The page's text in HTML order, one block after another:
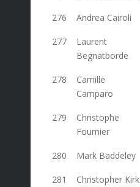
276 Andrea Cairoli
277
Laurent
Begnatborde
278
Camille
Camparo
279
Christophe
Fournier
280 Mark Baddeley
281 Christopher Kirk